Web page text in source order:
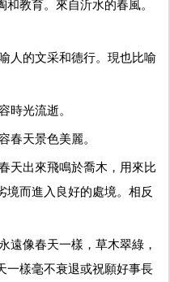
教育。來自沂水的春風。
人的文采和德行。現也比喻
時光流逝。
春天景色美麗。
天出來飛鳴於喬木，用來比
境而進入良好的處境。相反
遠像春天一樣，草木翠綠，
一樣毫不衰退或祝願好事長